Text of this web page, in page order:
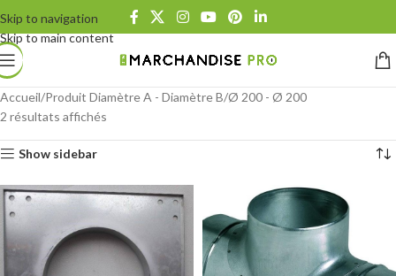
Skip to navigation
Skip to main content
Accueil Produit Diamètre A - Diamètre B Ø 200 - Ø 200
2 résultats affichés
Show sidebar